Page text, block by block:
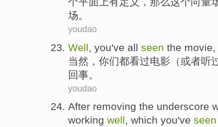
场。
youdao
Well you've all seen the movie
当然 ， 你们都看过电影 （或者听
回事 。
youdao
After removing the underscore
working well, which you've seen